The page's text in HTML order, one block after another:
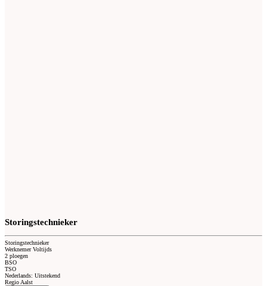
Storingstechnieker
Storingstechnieker
Werknemer Voltijds
2 ploegen
BSO
TSO
Nederlands: Uitstekend
Regio Aalst